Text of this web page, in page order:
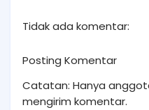
Tidak ada komentar:
Posting Komentar
Catatan: Hanya
mengirim komentar.